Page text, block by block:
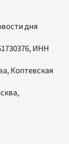
дня
ИНН
Коптевская
,